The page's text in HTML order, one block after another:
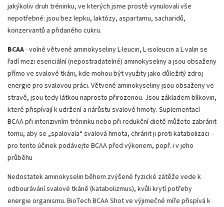
jakýkoliv druh tréninku, ve kterých jsme prostě vynulovali vše
nepotřebné: jsou bez lepku, laktózy, aspartamu, sacharidů,
konzervantů a přidaného cukru.
BCAA- volné větvené aminokyseliny L-leucin, L-isoleucin a L-valin se
řadí mezi esenciální (nepostradatelné) aminokyseliny a jsou obsaženy
přímo ve svalové tkáni, kde mohou být využity jako důležitý zdroj
energie pro svalovou práci. Větvené aminokyseliny jsou obsaženy ve
stravě, jsou tedy látkou naprosto přirozenou. Jsou základem bílkovin,
které přispívají k udržení a nárůstu svalové hmoty. Suplementací
BCAA při intenzivním tréninku nebo při redukční dietě můžete zabránit
tomu, aby se „spalovala“ svalová hmota, chránit ji proti katabolizaci –
pro tento účinek podávejte BCAA před výkonem, popř. i v jeho
průběhu
Nedostatek aminokyselin během zvýšené fyzické zátěže vede k
odbourávání svalové tkáně (katabolizmus), kvůli krytí potřeby
energie organismu. BioTech BCAA Shot ve výjimečné míře přispívá k